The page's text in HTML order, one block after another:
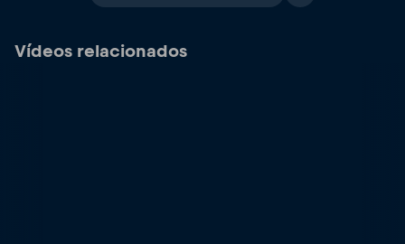
Vídeos relacionados